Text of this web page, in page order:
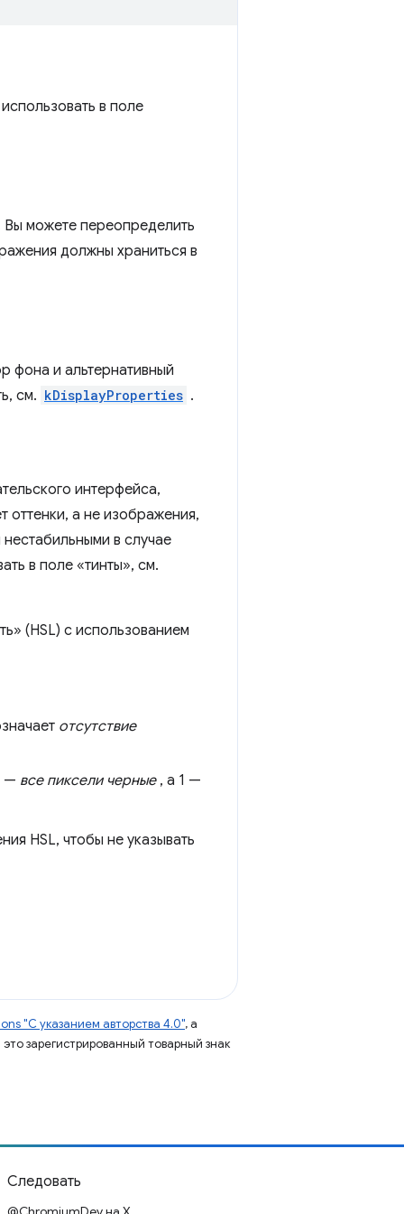
в поле
можете переопределить
должны храниться в
фона и альтернативный
см. kDisplayProperties .
интерфейса,
оттенки, а не изображения,
в случае
в поле «тинты», см.
(HSL) с использованием
отсутствие
— все пиксели черные, а 1 —
HSL, чтобы не указывать
"С указанием авторства 4.0", а
зарегистрированный товарный знак
Следовать